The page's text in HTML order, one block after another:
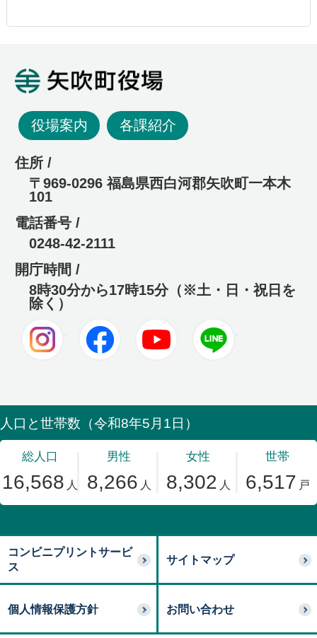
役場案内 各課紹介
住所 /
〒969-0296 福島県西白河郡矢吹町一本木
101
電話番号 /
0248-42-2111
開庁時間 /
8時30分から17時15分（※土・日・祝日を
除く）
Instagram Facebook Youtube
コンビニプリントサービ
ス
サイトマップ
個人情報保護方針 お問い合わせ